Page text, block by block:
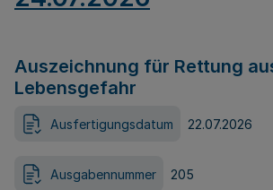
Auszeichnung für Rettung
Lebensgefahr
Ausfertigungsdatum 22.07.2026
Ausgabennummer 205